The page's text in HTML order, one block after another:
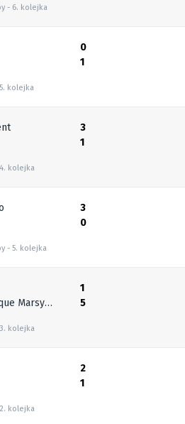
6. kolejka
kolejka
0
1
kolejka
3
1
5. kolejka
3
0
Olympique Marsylia
kolejka
1
5
kolejka
2
1